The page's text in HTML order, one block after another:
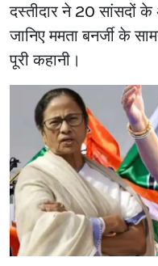
दस्तीदार ने 20 सांसदों के
जानिए ममता बनर्जी के
पूरी कहानी।